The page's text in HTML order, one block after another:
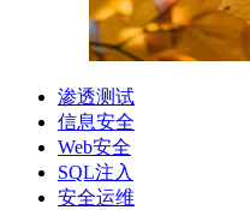
渗透测试
信息安全
Web安全
SQL注入
安全运维